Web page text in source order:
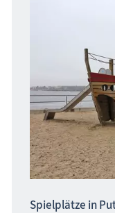
Spielplätze in